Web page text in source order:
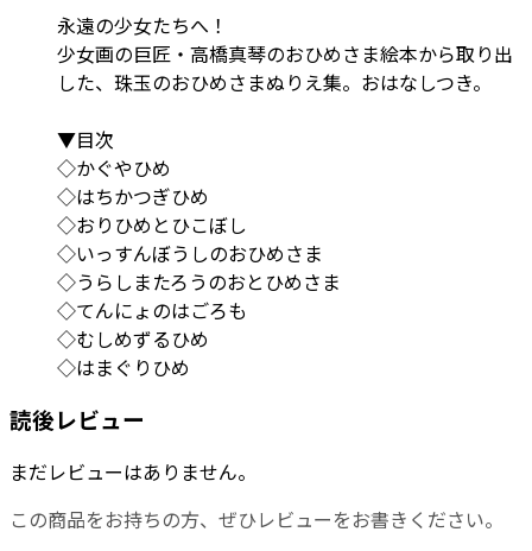
永遠の少女たちへ！
少女画の巨匠・高橋真琴のおひめさま絵本から取り出
した、珠玉のおひめさまぬりえ集。おはなしつき。
▼目次
◇かぐやひめ
◇はちかつぎひめ
◇おりひめとひこぼし
◇いっすんぼうしのおひめさま
◇うらしまたろうのおとひめさま
◇てんにょのはごろも
◇むしめずるひめ
◇はまぐりひめ
読後レビュー
まだレビューはありません。
この商品をお持ちの方、ぜひレビューをお書きください。